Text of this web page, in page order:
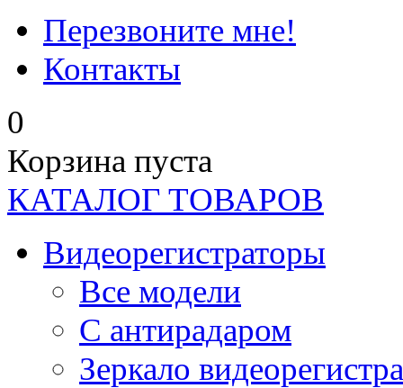
Перезвоните мне!
Контакты
0
Корзина пуста
КАТАЛОГ ТОВАРОВ
Видеорегистраторы
Все модели
C антирадаром
Зеркало